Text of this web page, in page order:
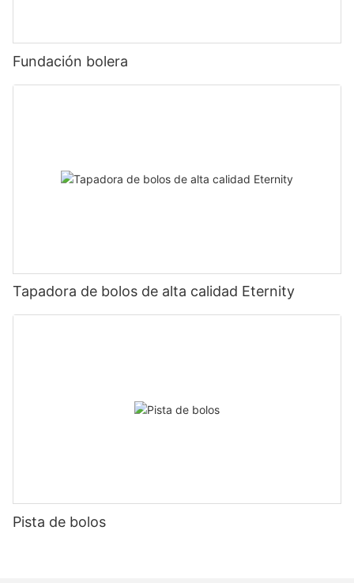
Fundación bolera
Tapadora de bolos de alta calidad Eternity
Pista de bolos